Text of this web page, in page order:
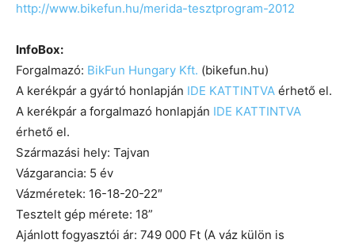
http://www.bikefun.hu/merida-tesztprogram-2012
InfoBox:
Forgalmazó: BikFun Hungary Kft. (bikefun.hu)
A kerékpár a gyártó honlapján IDE KATTINTVA érhető el.
A kerékpár a forgalmazó honlapján IDE KATTINTVA
érhető el.
Származási hely: Tajvan
Vázgarancia: 5 év
Vázméretek: 16-18-20-22″
Tesztelt gép mérete: 18”
Ajánlott fogyasztói ár: 749 000 Ft (A váz külön is